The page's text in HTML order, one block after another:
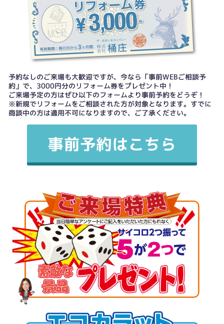
予約なしのご来場も大歓迎ですが、今なら「事前WEBご相談予
約」で、3000円分のリフォーム券をプレゼント中！
ご来場予定の方はぜひ以下のフォームより事前予約をどうぞ！
※新規でリフォームをご相談された方が対象となります。すでに
商談中の方は適用不可になりますので、ご了承ください。